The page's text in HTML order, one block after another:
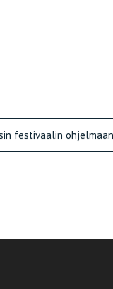
festivaalin ohjelmaan